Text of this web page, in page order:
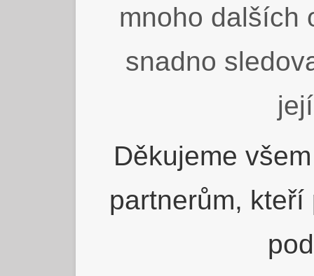
mnoho dalších
snadno
Děkujeme
partnerům,